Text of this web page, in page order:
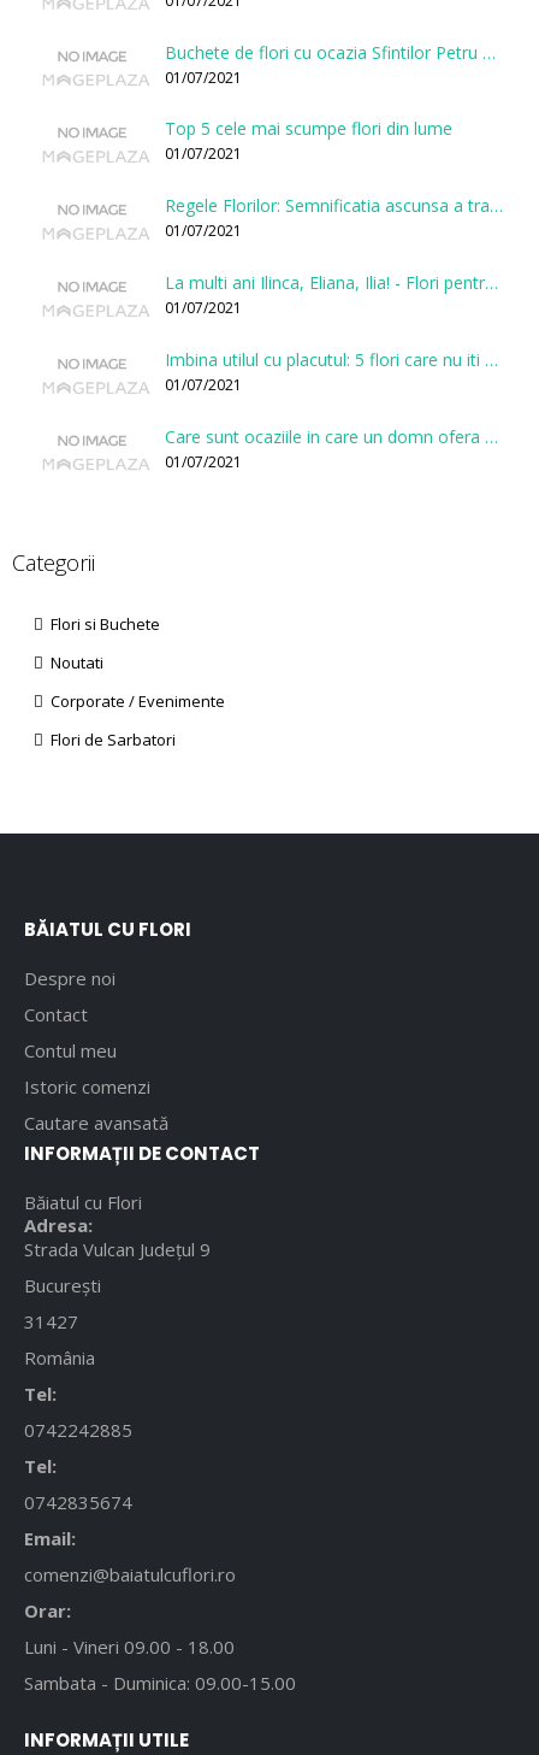
Buchete de flori cu ocazia Sfintilor Petru si Pavel
01/07/2021
Top 5 cele mai scumpe flori din lume
01/07/2021
Regele Florilor: Semnificatia ascunsa a trandafirului
01/07/2021
La multi ani Ilinca, Eliana, Ilia! - Flori pentru doamnele sarbatorite de Sfantul Ilie
01/07/2021
Imbina utilul cu placutul: 5 flori care nu iti vor face gaura in buget
01/07/2021
Care sunt ocaziile in care un domn ofera flori?
01/07/2021
Categorii
Flori si Buchete
Noutati
Corporate / Evenimente
Flori de Sarbatori
BĂIATUL CU FLORI
Despre noi
Contact
Contul meu
Istoric comenzi
Cautare avansată
INFORMAȚII DE CONTACT
Băiatul cu Flori
Adresa:
Strada Vulcan Județul 9
București
31427
România
Tel:
0742242885
Tel:
0742835674
Email:
comenzi@baiatulcuflori.ro
Orar:
Luni - Vineri 09.00 - 18.00
Sambata - Duminica: 09.00-15.00
INFORMAȚII UTILE